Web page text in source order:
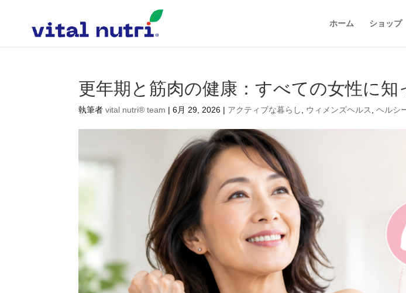
ホーム ショップ
更年期と筋肉の健康：すべての女性に知
執筆者vital nutri® team |6月 29, 2026 | アクティブな暮らし ウィメンズヘルス ,ヘルシ